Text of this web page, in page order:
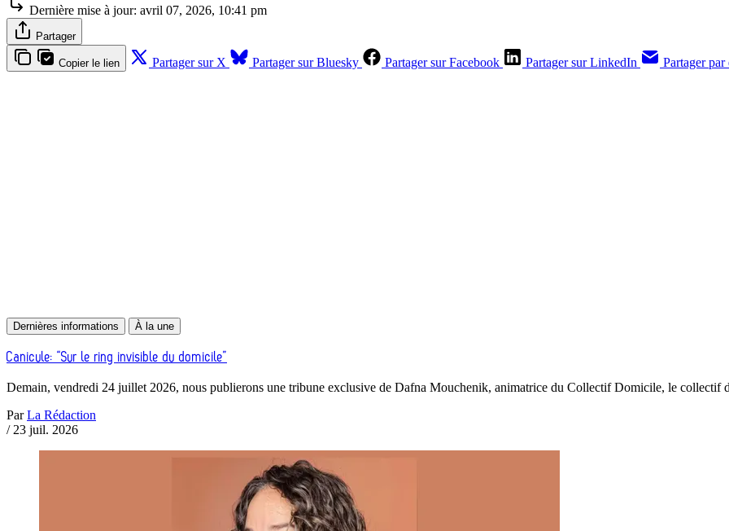
Dernière mise à jour: avril 07, 2026, 10:41 pm
Partager
Copier le lien Partager sur X Partager sur Bluesky Partager sur Facebook Partager sur LinkedIn Partager par
Dernières informations À la une
Canicule: “Sur le ring invisible du domicile”
Demain, vendredi 24 juillet 2026, nous publierons une tribune exclusive de Dafna Mouchenik, animatrice du Collectif Domicile, le collectif
Par La Rédaction
/ 23 juil. 2026